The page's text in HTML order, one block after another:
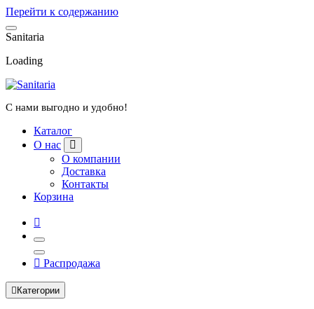
Перейти к содержанию
Sanitaria
Loading
С нами выгодно и удобно!
Каталог
О нас
О компании
Доставка
Контакты
Корзина
Распродажа
Категории